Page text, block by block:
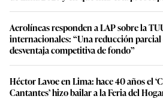
Aerolíneas responden a LAP sobre la
internacionales: “Una reducción
desventaja competitiva de fondo”
Héctor Lavoe en Lima: hace 40 años el
Cantantes’ hizo bailar a la Feria del